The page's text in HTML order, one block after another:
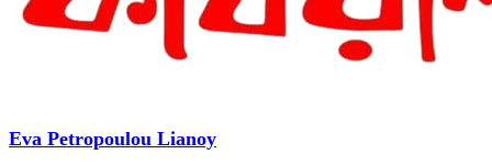
Eva Petropoulou Lianoy